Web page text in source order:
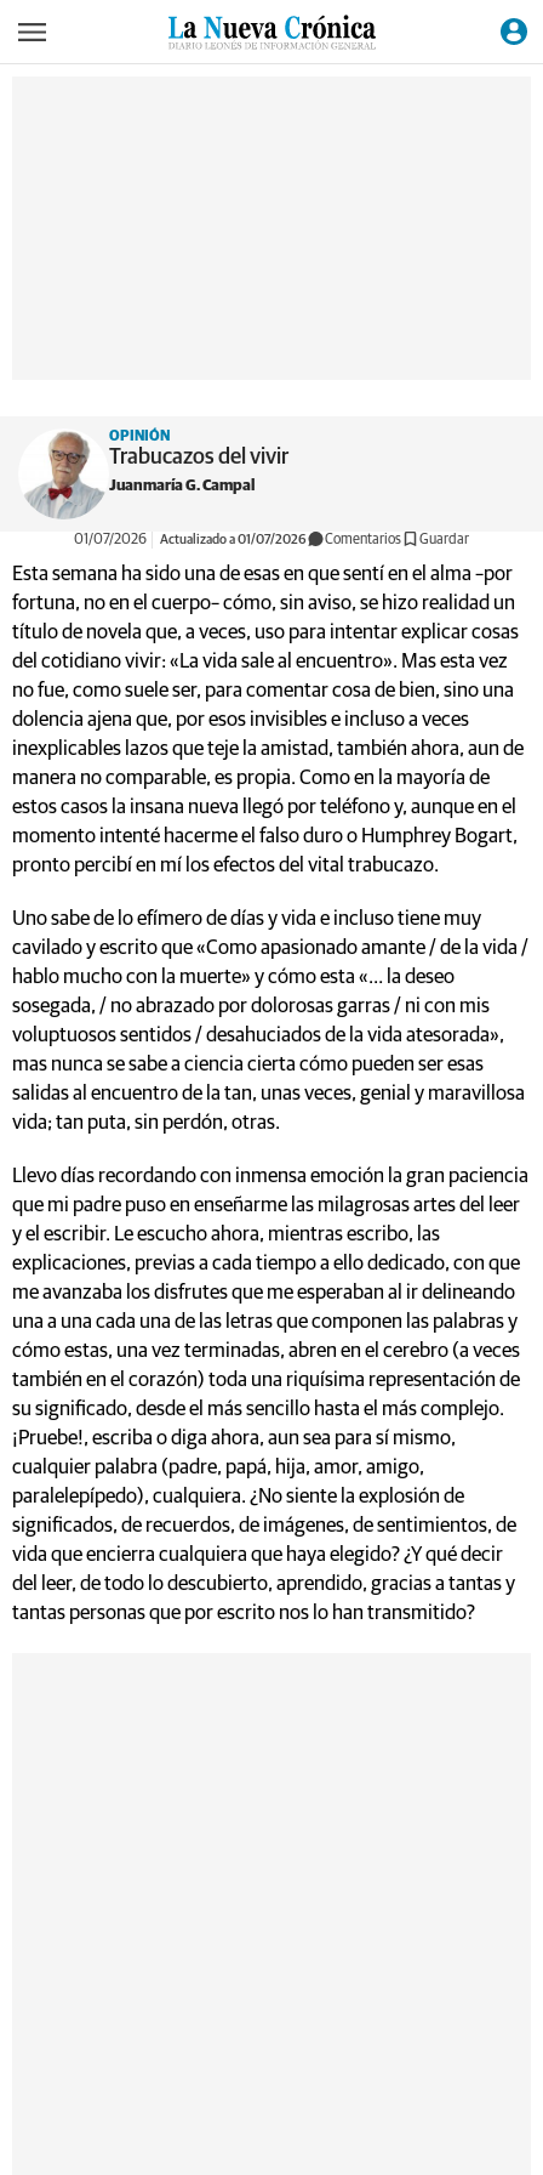
OPINIÓN
Trabucazos del vivir
Juanmaría G. Campal
01/07/2026 Actualizado a 01/07/2026 Comentarios Guardar
Esta semana ha sido una de esas en que sentí en el alma –por
fortuna, no en el cuerpo– cómo, sin aviso, se hizo realidad un
título de novela que, a veces, uso para intentar explicar cosas
del cotidiano vivir: «La vida sale al encuentro». Mas esta vez
no fue, como suele ser, para comentar cosa de bien, sino una
dolencia ajena que, por esos invisibles e incluso a veces
inexplicables lazos que teje la amistad, también ahora, aun de
manera no comparable, es propia. Como en la mayoría de
estos casos la insana nueva llegó por teléfono y, aunque en el
momento intenté hacerme el falso duro o Humphrey Bogart,
pronto percibí en mí los efectos del vital trabucazo.
Uno sabe de lo efímero de días y vida e incluso tiene muy
cavilado y escrito que «Como apasionado amante / de la vida /
hablo mucho con la muerte» y cómo esta «… la deseo
sosegada, / no abrazado por dolorosas garras / ni con mis
voluptuosos sentidos / desahuciados de la vida atesorada»,
mas nunca se sabe a ciencia cierta cómo pueden ser esas
salidas al encuentro de la tan, unas veces, genial y maravillosa
vida; tan puta, sin perdón, otras.
Llevo días recordando con inmensa emoción la gran paciencia
que mi padre puso en enseñarme las milagrosas artes del leer
y el escribir. Le escucho ahora, mientras escribo, las
explicaciones, previas a cada tiempo a ello dedicado, con que
me avanzaba los disfrutes que me esperaban al ir delineando
una a una cada una de las letras que componen las palabras y
cómo estas, una vez terminadas, abren en el cerebro (a veces
también en el corazón) toda una riquísima representación de
su significado, desde el más sencillo hasta el más complejo.
¡Pruebe!, escriba o diga ahora, aun sea para sí mismo,
cualquier palabra (padre, papá, hija, amor, amigo,
paralelepípedo), cualquiera. ¿No siente la explosión de
significados, de recuerdos, de imágenes, de sentimientos, de
vida que encierra cualquiera que haya elegido? ¿Y qué decir
del leer, de todo lo descubierto, aprendido, gracias a tantas y
tantas personas que por escrito nos lo han transmitido?